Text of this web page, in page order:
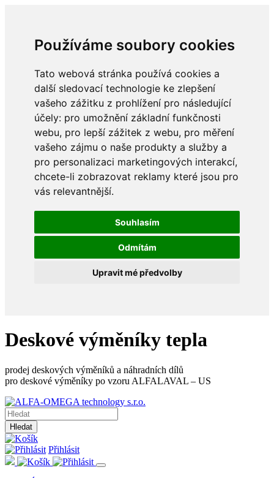
Používáme soubory cookies
Tato webová stránka používá cookies a
další sledovací technologie ke zlepšení
vašeho zážitku z prohlížení pro následující
účely: pro umožnění základní funkčnosti
webu, pro lepší zážitek z webu, pro měření
vašeho zájmu o naše produkty a služby a
pro personalizaci marketingových interakcí,
chcete-li zobrazovat reklamy které jsou pro
vás relevantnější.
Souhlasím
Odmítám
Upravit mé předvolby
Deskové výměníky tepla
prodej deskových výměníků a náhradních dílů
pro deskové výměníky po vzoru ALFALAVAL – US
Hledat
Přihlásit